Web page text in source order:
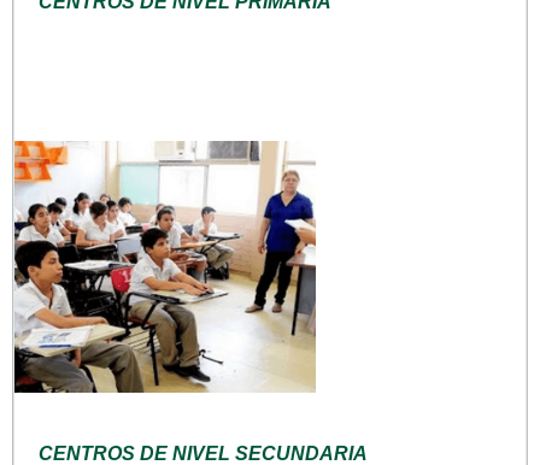
CENTROS DE NIVEL SECUNDARIA